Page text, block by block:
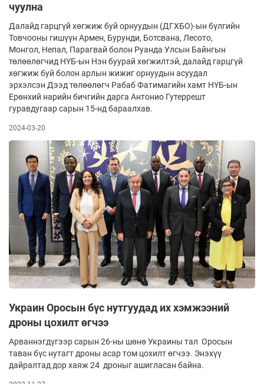
чуулна
Далайд гарцгүй хөгжиж буй орнуудын (ДГХБО)-ын бүлгийн
Товчооны гишүүн Армен, Бурунди, Ботсвана, Лесото,
Монгол, Непал, Парагвай болон Руанда Улсын Байнгын
төлөөлөгчид НҮБ-ын Нэн буурай хөгжилтэй, далайд гарцгүй
хөгжиж буй болон арлын жижиг орнуудын асуудал
эрхэлсэн Дээд төлөөлөгч Рабаб Фатимагийн хамт НҮБ-ын
Ерөнхий нарийн бичгийн дарга Антонио Гутеррешт
гуравдугаар сарын 15-нд бараалхав.
2024-03-20
Украин Оросын бүс нутгуудад их хэмжээний
дроны цохилт өгчээ
Арваннэгдүгээр сарын 26-ны шөнө Украины тал Оросын
таван бүс нутагт дроны асар том цохилт өгчээ. Энэхүү
дайралтад дор хаяж 24 дроныг ашигласан байна.